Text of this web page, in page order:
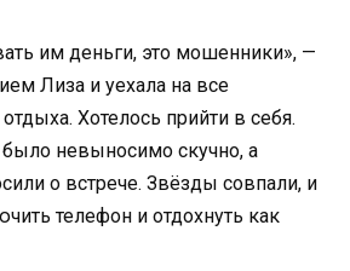
им деньги, это мошенники», —
Лиза и уехала на все
Хотелось прийти в себя.
невыносимо скучно, а
о встрече. Звёзды совпали, и
телефон и отдохнуть как